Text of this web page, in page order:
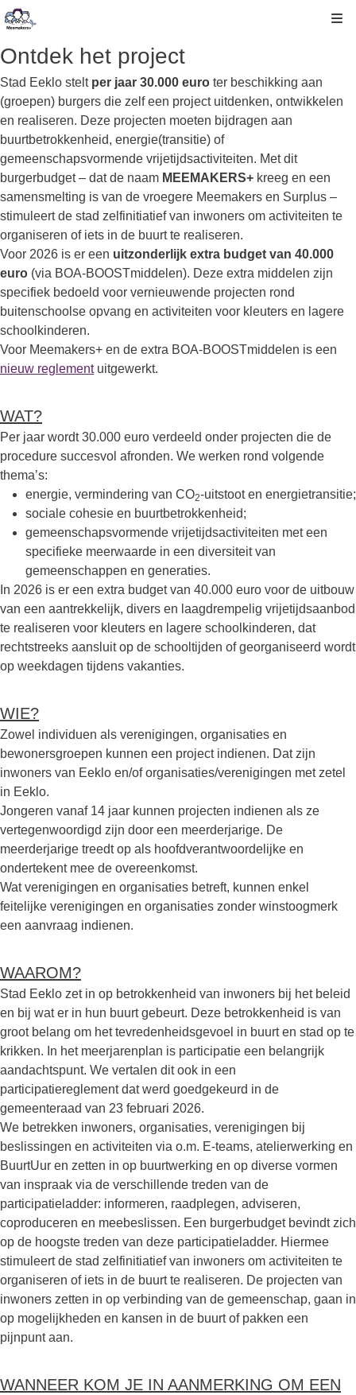
Ontdek het project
Stad Eeklo stelt per jaar 30.000 euro ter beschikking aan
(groepen) burgers die zelf een project uitdenken, ontwikkelen
en realiseren. Deze projecten moeten bijdragen aan
buurtbetrokkenheid, energie(transitie) of
gemeenschapsvormende vrijetijdsactiviteiten. Met dit
burgerbudget – dat de naam MEEMAKERS+ kreeg en een
samensmelting is van de vroegere Meemakers en Surplus –
stimuleert de stad zelfinitiatief van inwoners om activiteiten te
organiseren of iets in de buurt te realiseren.
Voor 2026 is er een uitzonderlijk extra budget van 40.000
euro (via BOA-BOOSTmiddelen). Deze extra middelen zijn
specifiek bedoeld voor vernieuwende projecten rond
buitenschoolse opvang en activiteiten voor kleuters en lagere
schoolkinderen.
Voor Meemakers+ en de extra BOA-BOOSTmiddelen is een
nieuw reglementuitgewerkt.
WAT?
Per jaar wordt 30.000 euro verdeeld onder projecten die de
procedure succesvol afronden. We werken rond volgende
thema’s:
energie, vermindering van CO2-uitstoot en energietransitie;
sociale cohesie en buurtbetrokkenheid;
gemeenschapsvormende vrijetijdsactiviteiten met een
specifieke meerwaarde in een diversiteit van
gemeenschappen en generaties.
In 2026 is er een extra budget van 40.000 euro voor de uitbouw
van een aantrekkelijk, divers en laagdrempelig vrijetijdsaanbod
te realiseren voor kleuters en lagere schoolkinderen, dat
rechtstreeks aansluit op de schooltijden of georganiseerd wordt
op weekdagen tijdens vakanties.
WIE?
Zowel individuen als verenigingen, organisaties en
bewonersgroepen kunnen een project indienen. Dat zijn
inwoners van Eeklo en/of organisaties/verenigingen met zetel
in Eeklo.
Jongeren vanaf 14 jaar kunnen projecten indienen als ze
vertegenwoordigd zijn door een meerderjarige. De
meerderjarige treedt op als hoofdverantwoordelijke en
ondertekent mee de overeenkomst.
Wat verenigingen en organisaties betreft, kunnen enkel
feitelijke verenigingen en organisaties zonder winstoogmerk
een aanvraag indienen.
WAAROM?
Stad Eeklo zet in op betrokkenheid van inwoners bij het beleid
en bij wat er in hun buurt gebeurt. Deze betrokkenheid is van
groot belang om het tevredenheidsgevoel in buurt en stad op te
krikken. In het meerjarenplan is participatie een belangrijk
aandachtspunt. We vertalen dit ook in een
participatiereglement dat werd goedgekeurd in de
gemeenteraad van 23 februari 2026.
We betrekken inwoners, organisaties, verenigingen bij
beslissingen en activiteiten via o.m. E-teams, atelierwerking en
BuurtUur en zetten in op buurtwerking en op diverse vormen
van inspraak via de verschillende treden van de
participatieladder: informeren, raadplegen, adviseren,
coproduceren en meebeslissen. Een burgerbudget bevindt zich
op de hoogste treden van deze participatieladder. Hiermee
stimuleert de stad zelfinitiatief van inwoners om activiteiten te
organiseren of iets in de buurt te realiseren. De projecten van
inwoners zetten in op verbinding van de gemeenschap, gaan in
op mogelijkheden en kansen in de buurt of pakken een
pijnpunt aan.
WANNEER KOM JE IN AANMERKING OM EEN